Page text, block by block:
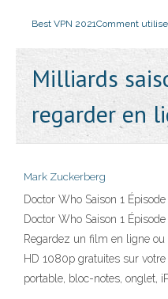
Best VPN 2021Comment
Milliards
regarder en
Mark Zuckerberg
Doctor Who Saison 1
Doctor Who Saison 1
Regardez un film en ligne
HD 1080p gratuites sur
portable, bloc-notes, onglet,